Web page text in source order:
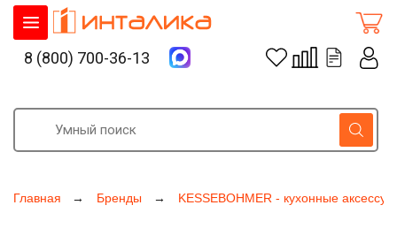
Главная Бренды KESSEBOHMER - кухонные
8 (800) 700-36-13